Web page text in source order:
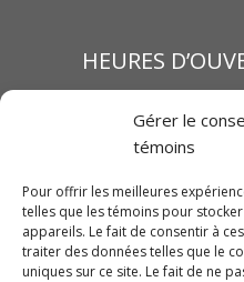
Gérer le
témoins
Pour offrir les meilleures
telles que les témoins pour
appareils. Le fait de consentir à
traiter des données telles que le
uniques sur ce site. Le fait de ne
HEURES
Dimanche : Fermé
SUIVEZ-NOUS